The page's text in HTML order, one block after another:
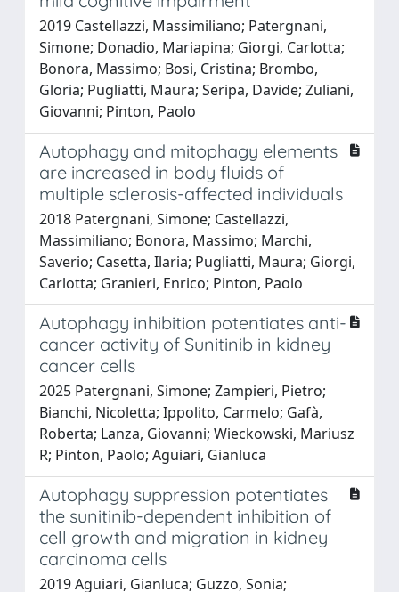
2019 Castellazzi, Massimiliano; Patergnani,
Simone; Donadio, Mariapina; Giorgi, Carlotta;
Bonora, Massimo; Bosi, Cristina; Brombo,
Gloria; Pugliatti, Maura; Seripa, Davide; Zuliani,
Giovanni; Pinton, Paolo
Autophagy and mitophagy elements
are increased in body fluids of
multiple sclerosis-affected individuals
2018 Patergnani, Simone; Castellazzi,
Massimiliano; Bonora, Massimo; Marchi,
Saverio; Casetta, Ilaria; Pugliatti, Maura; Giorgi,
Carlotta; Granieri, Enrico; Pinton, Paolo
Autophagy inhibition potentiates anti-
cancer activity of Sunitinib in kidney
cancer cells
2025 Patergnani, Simone; Zampieri, Pietro;
Bianchi, Nicoletta; Ippolito, Carmelo; Gafà,
Roberta; Lanza, Giovanni; Wieckowski, Mariusz
R; Pinton, Paolo; Aguiari, Gianluca
Autophagy suppression potentiates
the sunitinib-dependent inhibition of
cell growth and migration in kidney
carcinoma cells
2019 Aguiari, Gianluca; Guzzo, Sonia;